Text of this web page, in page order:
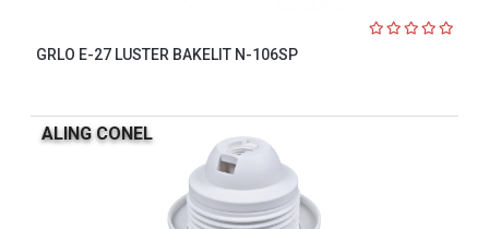
GRLO E-27 LUSTER BAKELIT N-106SP
ALING CONEL